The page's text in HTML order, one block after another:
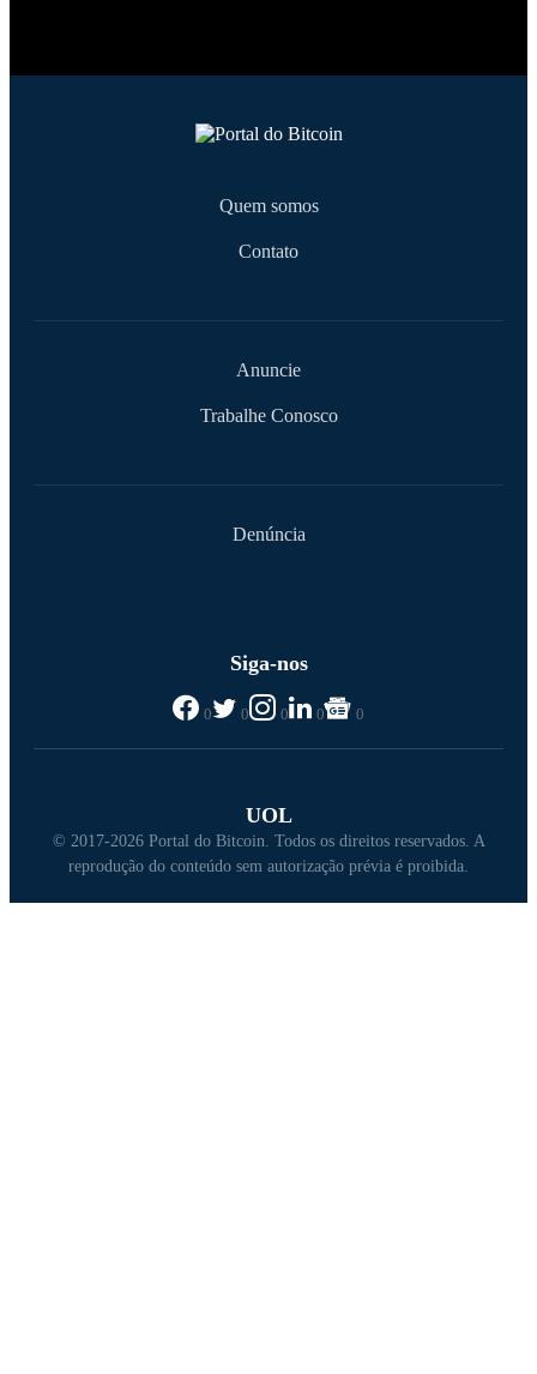
Quem somos
Contato
Anuncie
Trabalhe Conosco
Denúncia
Siga-nos
0 0 0 0 0
UOL
© 2017-2026 Portal do Bitcoin. Todos os direitos reservados. A
reprodução do conteúdo sem autorização prévia é proibida.